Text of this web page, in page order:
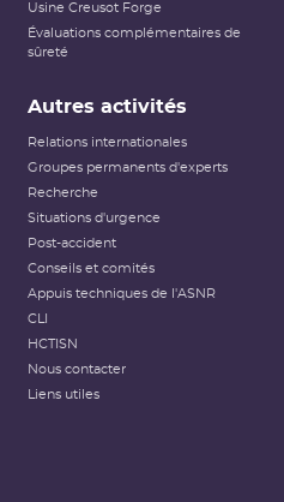
Usine Creusot Forge
Évaluations complémentaires de
sûreté
Autres activités
Relations internationales
Groupes permanents d'experts
Recherche
Situations d'urgence
Post-accident
Conseils et comités
Appuis techniques de l'ASNR
CLI
HCTISN
Nous contacter
Liens utiles